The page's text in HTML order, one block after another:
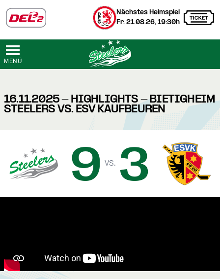
Nächstes Heimspiel
Fr. 21.08.26, 19:30h
MENÜ
16.11.2025 - HIGHLIGHTS - BIETIGHEIM
STEELERS VS. ESV KAUFBEUREN
9 vs. 3